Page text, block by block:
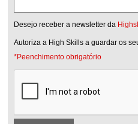
Desejo receber a newsletter da
Autoriza a High Skills a guardar os
*Peenchimento obrigatório